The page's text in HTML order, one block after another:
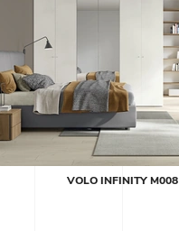
VOLO INFINITY M008